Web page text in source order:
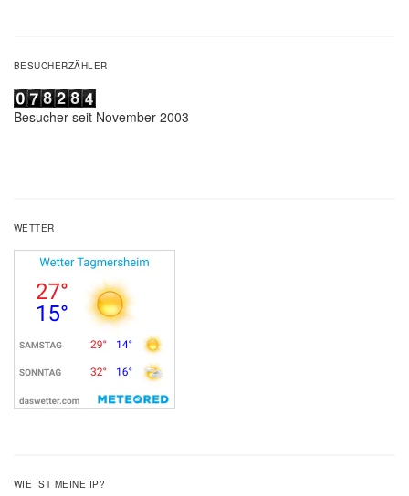
BESUCHERZÄHLER
Besucher seit November 2003
WETTER
WIE IST MEINE IP?